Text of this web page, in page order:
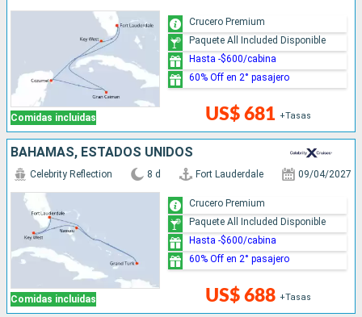
Comidas incluidas US$ 681 +Tasas
Crucero Premium
Paquete All Included Disponible
Hasta -$600/cabina
60% Off en 2° pasajero
BAHAMAS, ESTADOS UNIDOS
Comidas incluidas
Celebrity Reflection 8 d Fort Lauderdale 09/04/2027
US$ 688 +Tasas
Crucero Premium
Paquete All Included Disponible
Hasta -$600/cabina
60% Off en 2° pasajero